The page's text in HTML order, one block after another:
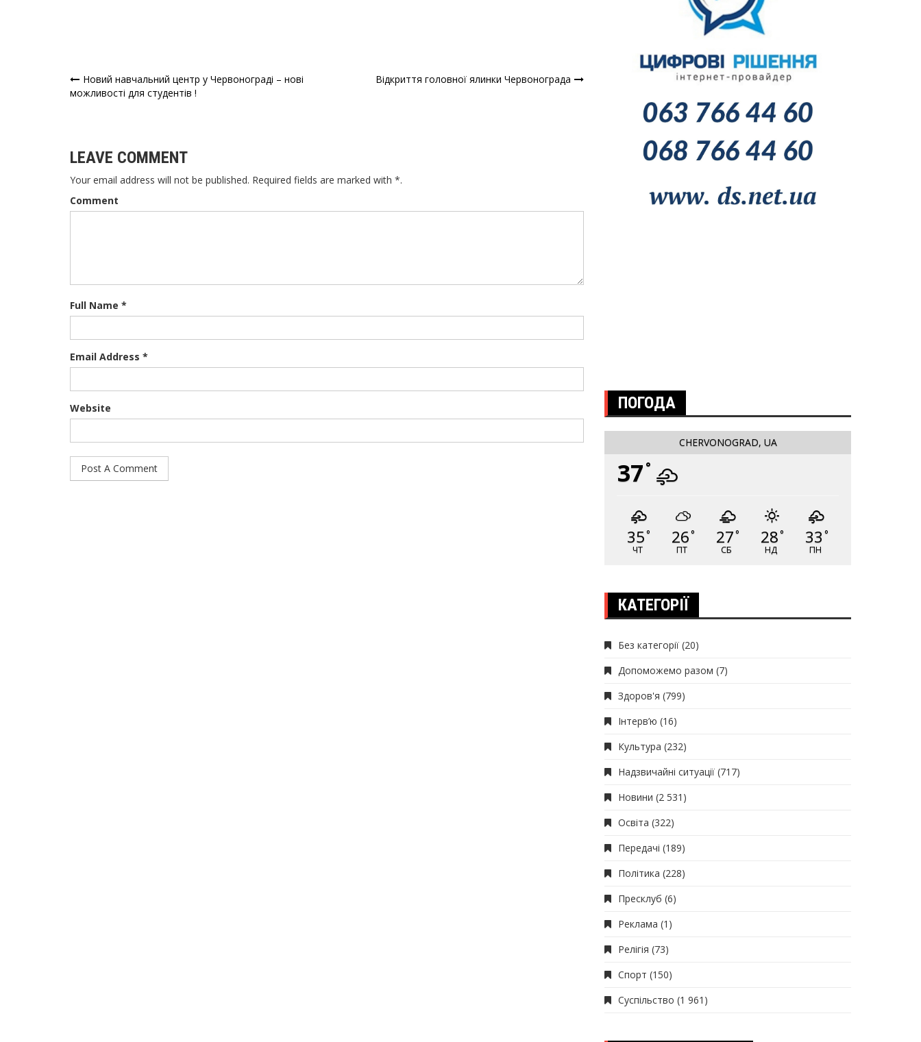
Навігація
Новий навчальний центр у Червонограді – нові
можливості для студентів !
Відкриття головної ялинки Червонограда
LEAVE COMMENT
Your email address will not be published. Required fields are marked with *.
Comment
Full Name *
Email Address *
Website ПОГОДА
CHERVONOGRAD, UA
37 °
35°
ЧТ
26°
ПТ
27°
СБ
28°
НД
33 °
ПН
КАТЕГОРІЇ
Без категорії (20)
Допоможемо разом (7)
Здоров'я (799)
Інтерв’ю (16)
Культура (232)
Надзвичайні ситуації (717)
Новини (2 531)
Освіта (322)
Передачі (189)
Політика (228)
Пресклуб (6)
Реклама (1)
Релігія (73)
Спорт (150)
Суспільство (1 961)